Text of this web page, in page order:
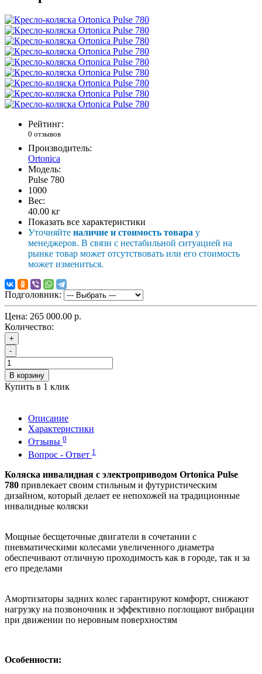
Рейтинг:
0 отзывов
Производитель:
Ortonica
Модель:
Pulse 780
1000
Вес:
40.00 кг
Показать все характеристики
Уточняйте наличие и стоимость товара у
менеджеров. В связи с нестабильной ситуацией на
рынке товар может отсутствовать или его стоимость
может измениться.
Подголовник:
Цена: 265 000.00 р.
Количество:
+
-
В корзину
Купить в 1 клик
Описание
Характеристики
Отзывы 0
Вопрос - Ответ 1
Коляска инвалидная с электроприводом Ortonica Pulse
780 привлекает своим стильным и футуристическим
дизайном, который делает ее непохожей на традиционные
инвалидные коляски
Мощные бесщеточные двигатели в сочетании с
пневматическими колесами увеличенного диаметра
обеспечивают отличную проходимость как в городе, так и за
его пределами
Амортизаторы задних колес гарантируют комфорт, снижают
нагрузку на позвоночник и эффективно поглощают вибрации
при движении по неровным поверхностям
Особенности: